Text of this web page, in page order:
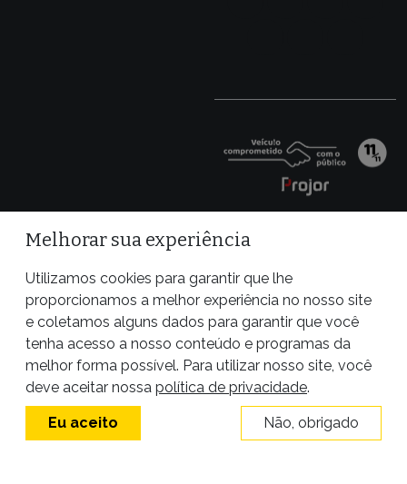
Site desenvolvido por
Melhorar sua experiência
Utilizamos cookies para garantir que lhe
proporcionamos a melhor experiência no nosso site
e coletamos alguns dados para garantir que você
tenha acesso a nosso conteúdo e programas da
melhor forma possível. Para utilizar nosso site, você
deve aceitar nossa política de privacidade.
Eu aceito Não, obrigado